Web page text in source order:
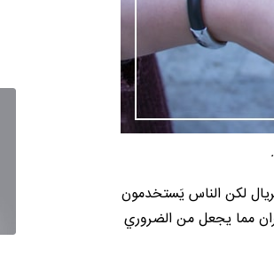
لكن الناس يَستخدمون
مما يجعل من الضروري